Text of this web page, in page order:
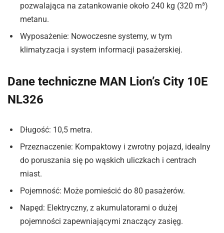
pozwalająca na zatankowanie około 240 kg (320 m³)
metanu.
Wyposażenie: Nowoczesne systemy, w tym
klimatyzacja i system informacji pasażerskiej.
Dane techniczne MAN Lion’s City 10E
NL326
Długość: 10,5 metra.
Przeznaczenie: Kompaktowy i zwrotny pojazd, idealny
do poruszania się po wąskich uliczkach i centrach
miast.
Pojemność: Może pomieścić do 80 pasażerów.
Napęd: Elektryczny, z akumulatorami o dużej
pojemności zapewniającymi znaczący zasięg.